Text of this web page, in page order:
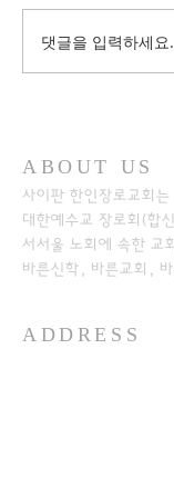
댓글을 입력하세요.
ABOUT US
사이판 한인장로교회는
대한예수교 장로회(합
서서울 노회에 속한 교
바른신학, 바른교회,
ADDRESS